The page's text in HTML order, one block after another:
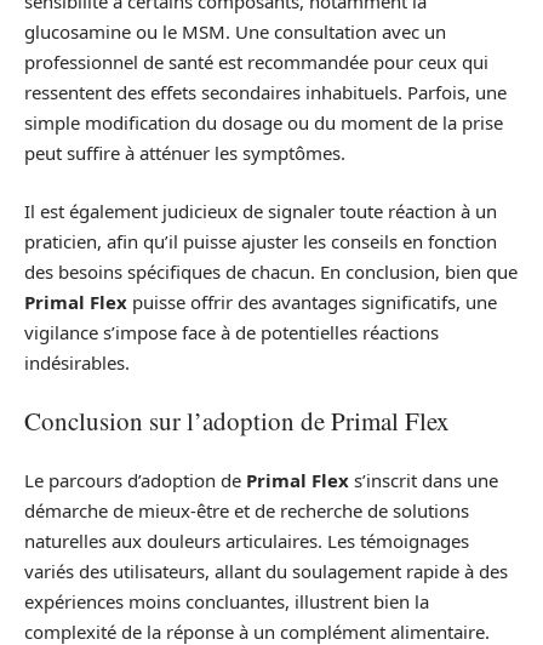
glucosamine ou le MSM. Une consultation avec un
professionnel de santé est recommandée pour ceux qui
ressentent des effets secondaires inhabituels. Parfois, une
simple modification du dosage ou du moment de la prise
peut suffire à atténuer les symptômes.
Il est également judicieux de signaler toute réaction à un
praticien, afin qu’il puisse ajuster les conseils en fonction
des besoins spécifiques de chacun. En conclusion, bien que
Primal Flex puisse offrir des avantages significatifs, une
vigilance s’impose face à de potentielles réactions
indésirables.
Conclusion sur l’adoption de Primal Flex
Le parcours d’adoption de Primal Flex s’inscrit dans une
démarche de mieux-être et de recherche de solutions
naturelles aux douleurs articulaires. Les témoignages
variés des utilisateurs, allant du soulagement rapide à des
expériences moins concluantes, illustrent bien la
complexité de la réponse à un complément alimentaire.